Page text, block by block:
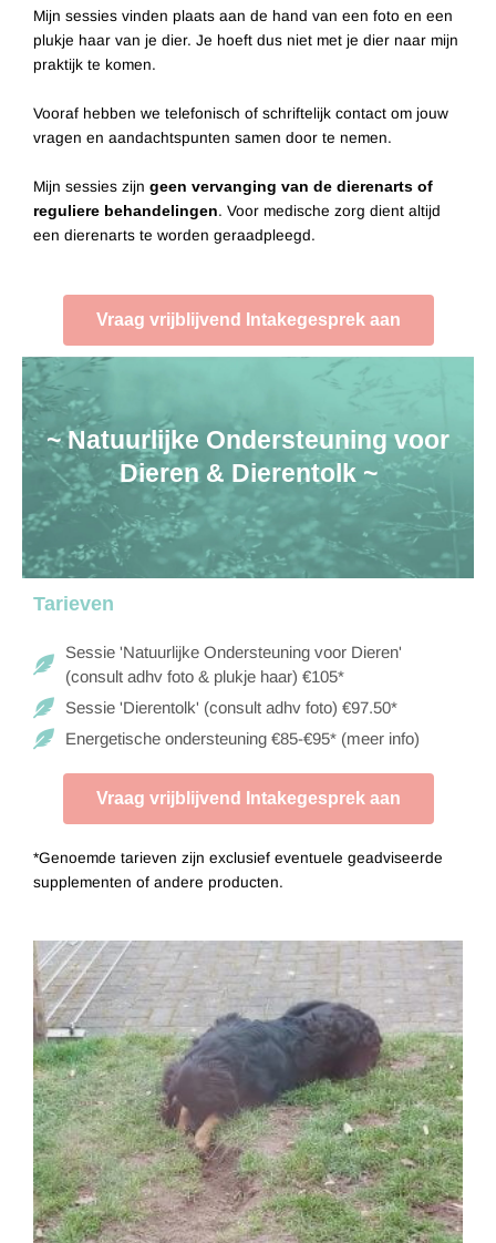
Mijn sessies vinden plaats aan de hand van een foto en een
plukje haar van je dier. Je hoeft dus niet met je dier naar mijn
praktijk te komen.
Vooraf hebben we telefonisch of schriftelijk contact om jouw
vragen en aandachtspunten samen door te nemen.
Mijn sessies zijn geen vervanging van de dierenarts of
reguliere behandelingen. Voor medische zorg dient altijd
een dierenarts te worden geraadpleegd.
Vraag vrijblijvend Intakegesprek aan
~ Natuurlijke Ondersteuning voor
Dieren & Dierentolk ~
Tarieven
Sessie 'Natuurlijke Ondersteuning voor Dieren'
(consult adhv foto & plukje haar) €105*
Sessie 'Dierentolk' (consult adhv foto) €97.50*
Energetische ondersteuning €85-€95* (meer info)
Vraag vrijblijvend Intakegesprek aan
*Genoemde tarieven zijn exclusief eventuele geadviseerde
supplementen of andere producten.